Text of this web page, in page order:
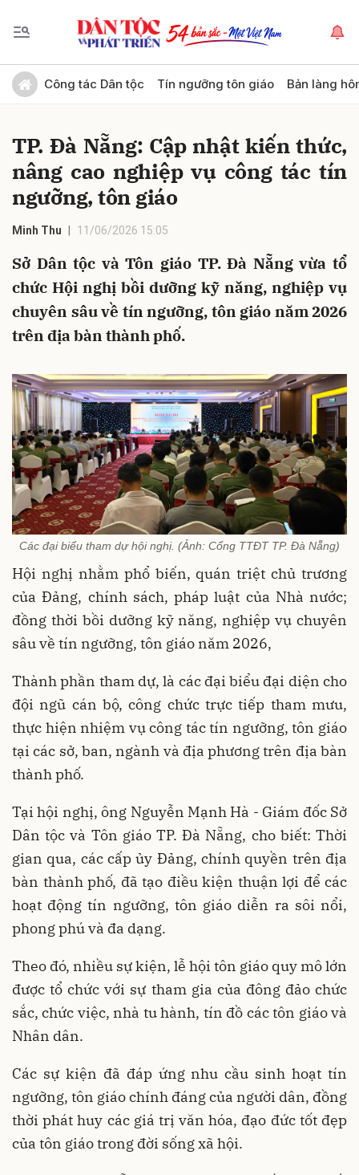
Công tác Dân tộc Tín ngưỡng tôn giáo Bản làng
TP. Đà Nẵng: Cập nhật kiến thức,
nâng cao nghiệp vụ công tác tín
ngưỡng, tôn giáo
Minh Thu 11/06/2026 15:05
Sở Dân tộc và Tôn giáo TP. Đà Nẵng vừa tổ
chức Hội nghị bồi dưỡng kỹ năng, nghiệp vụ
chuyên sâu về tín ngưỡng, tôn giáo năm 2026
trên địa bàn thành phố.
Các đại biểu tham dự hội nghị. (Ảnh: Cổng TTĐT TP. Đà Nẵng)
Hội nghị nhằm phổ biến, quán triệt chủ trương
của Đảng, chính sách, pháp luật của Nhà nước;
đồng thời bồi dưỡng kỹ năng, nghiệp vụ chuyên
sâu về tín ngưỡng, tôn giáo năm 2026,
Thành phần tham dự, là các đại biểu đại diện cho
đội ngũ cán bộ, công chức trực tiếp tham mưu,
thực hiện nhiệm vụ công tác tín ngưỡng, tôn giáo
tại các sở, ban, ngành và địa phương trên địa bàn
thành phố.
Tại hội nghị, ông Nguyễn Mạnh Hà - Giám đốc Sở
Dân tộc và Tôn giáo TP. Đà Nẵng, cho biết: Thời
gian qua, các cấp ủy Đảng, chính quyền trên địa
bàn thành phố, đã tạo điều kiện thuận lợi để các
hoạt động tín ngưỡng, tôn giáo diễn ra sôi nổi,
phong phú và đa dạng.
Theo đó, nhiều sự kiện, lễ hội tôn giáo quy mô lớn
được tổ chức với sự tham gia của đông đảo chức
sắc, chức việc, nhà tu hành, tín đồ các tôn giáo và
Nhân dân.
Các sự kiện đã đáp ứng nhu cầu sinh hoạt tín
ngưỡng, tôn giáo chính đáng của người dân, đồng
thời phát huy các giá trị văn hóa, đạo đức tốt đẹp
của tôn giáo trong đời sống xã hội.
Gửi bình luận